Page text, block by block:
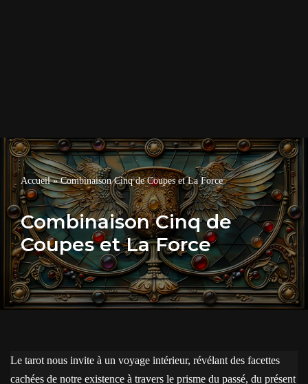
Accueil»Combinaison Cinq de Coupes et La Force
Combinaison Cinq de
Coupes et La Force
Le tarot nous invite à un voyage intérieur, révélant des facettes
cachées de notre existence à travers le prisme du passé, du présent